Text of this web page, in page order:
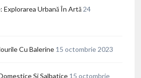
Explorarea Urbană În Artă 24
Cu Balerine 15 octombrie 2023
Si Salbatice 15 octombrie